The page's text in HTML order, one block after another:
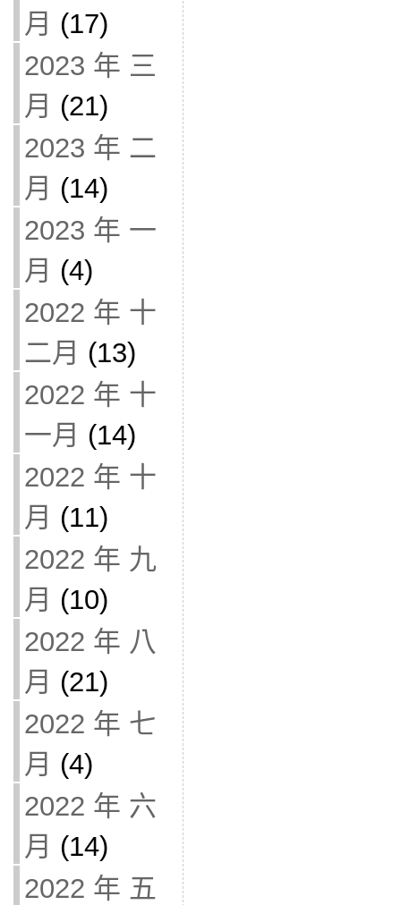
月 (17)
2023 年 三
月 (21)
2023 年 二
月 (14)
2023 年 一
月 (4)
2022 年 十
二月 (13)
2022 年 十
一月 (14)
2022 年 十
月 (11)
2022 年 九
月 (10)
2022 年 八
月 (21)
2022 年 七
月 (4)
2022 年 六
月 (14)
2022 年 五